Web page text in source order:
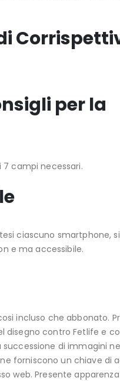
per la
campi necessari.
ciascuno smartphone,
e ma accessibile.
incluso che abbonato.
disegno contro Fetlife e
di immagini
forniscono un chiave di
web. Presente